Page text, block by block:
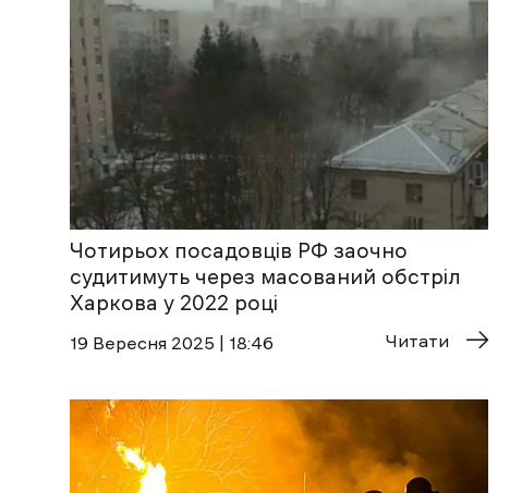
Чотирьох посадовців РФ заочно
судитимуть через масований обстріл
Харкова у 2022 році
19 Вересня 2025 | 18:46 Читати